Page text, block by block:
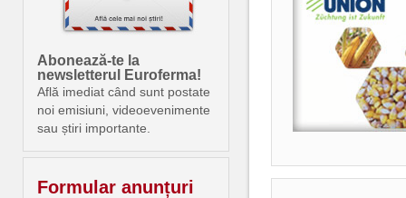
Abonează-te la
newsletterul Euroferma!
Află imediat când sunt postate
noi emisiuni, videoevenimente
sau știri importante.
Formular anunțuri